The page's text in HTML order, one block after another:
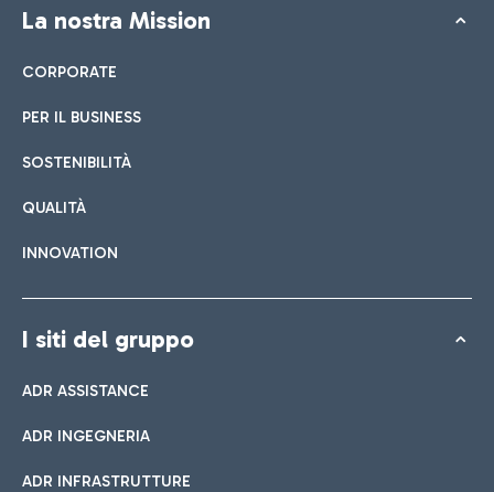
La nostra Mission
CORPORATE
PER IL BUSINESS
SOSTENIBILITÀ
QUALITÀ
INNOVATION
I siti del gruppo
ADR ASSISTANCE
ADR INGEGNERIA
ADR INFRASTRUTTURE